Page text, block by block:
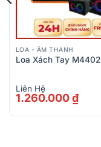
LOA - ÂM THANH
Loa Xách Tay M4402
1.260.000₫
Liên Hệ